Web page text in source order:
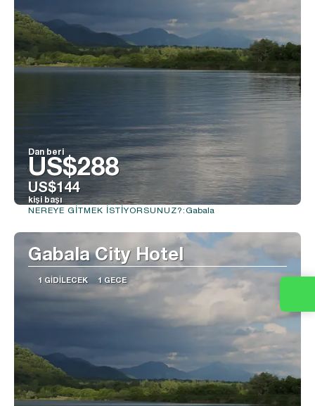
Dan beri
US$288
US$144
kişi başı
NEREYE GITMEK ISTIYORSUNUZ?: Gabala
Gabala City Hotel
1 GIDILECEK 1 GECE